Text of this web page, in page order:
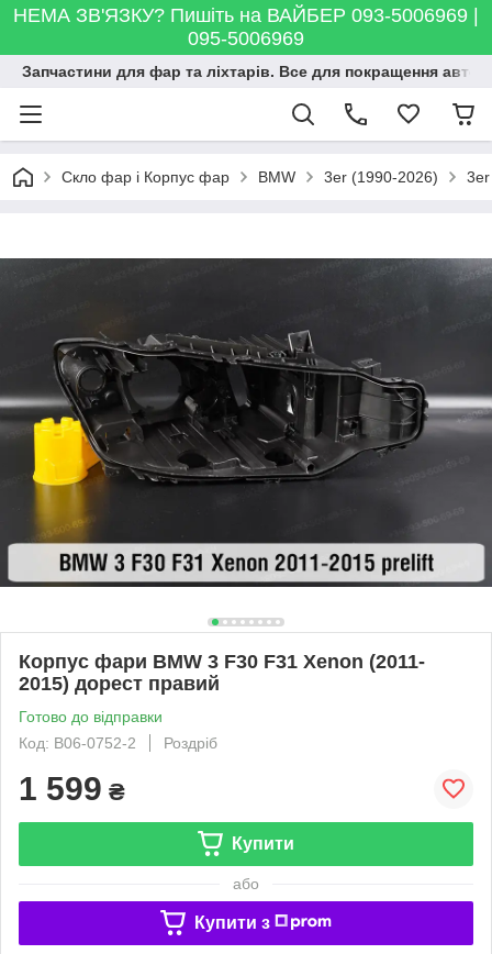
НЕМА ЗВ'ЯЗКУ? Пишіть на ВАЙБЕР 093-5006969 |
095-5006969
Запчастини для фар та ліхтарів. Все для покращення
Скло фар і Корпус фар BMW 3er (1990-2026) 3er
Корпус фари BMW 3 F30 F31 Xenon (2011-
2015) дорест правий
Готово до відправки
Код: B06-0752-2
Роздріб
1 599 ₴
Купити
або
Купити з